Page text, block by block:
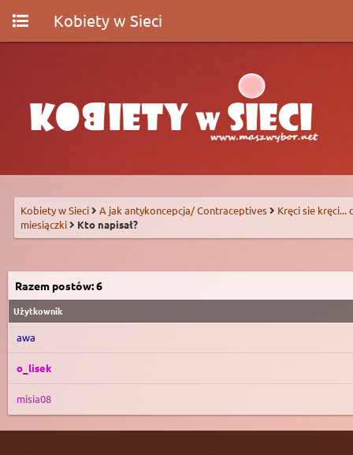
Kobiety w Sieci
Kobiety w Sieci A jak antykoncepcja/ Contraceptives
Kręci sie kręci...
miesiączki
Kto napisał?
Razem postów: 6
Użytkownik
awa
o_lisek
misia08